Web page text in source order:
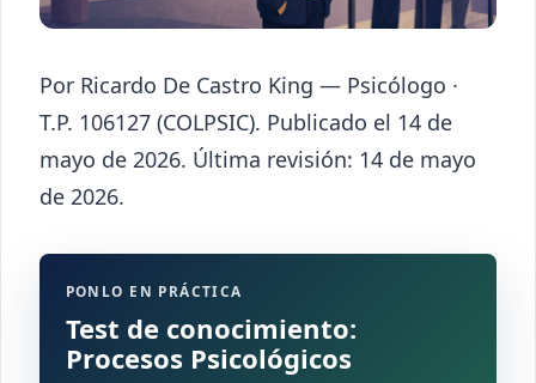
Por Ricardo De Castro King — Psicólogo ·
T.P. 106127 (COLPSIC). Publicado el 14 de
mayo de 2026. Última revisión: 14 de mayo
de 2026.
PONLO EN PRÁCTICA
Test de conocimiento:
Procesos Psicológicos